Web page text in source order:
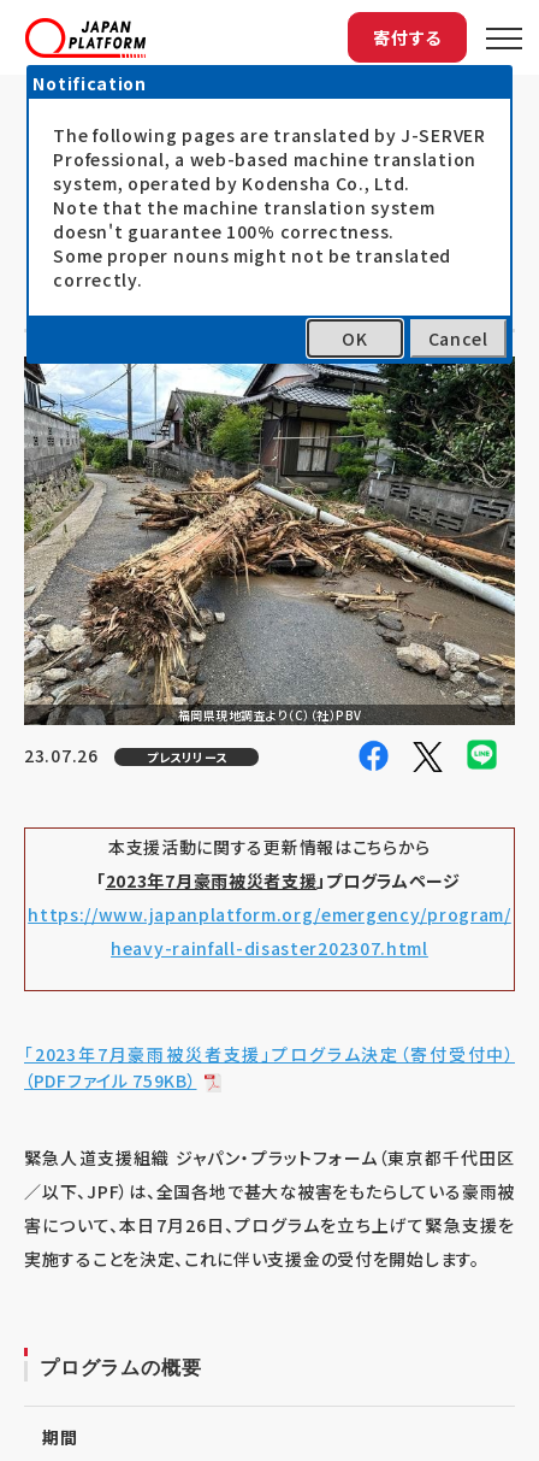
寄付する
トップ 最新情報 「2023年7月豪雨被災者支援」プログラ...
「2023年7月豪雨被災者支援」プログ
ラム決定（寄付受付中） ～支援対象県
の住宅被害7,000棟以上。被災された
方々の早期の生活復旧支援を～
福岡県現地調査より（C）（社）PBV
23.07.26 プレスリリース
本支援活動に関する更新情報はこちらから
「2023年7月豪雨被災者支援」プログラムページ
https://www.japanplatform.org/emergency/program/
heavy-rainfall-disaster202307.html
「2023年7月豪雨被災者支援」プログラム決定（寄付受付中）
（PDFファイル 759KB）
緊急人道支援組織 ジャパン・プラットフォーム（東京都千代田区
／以下、JPF）は、全国各地で甚大な被害をもたらしている豪雨被
害について、本日7月26日、プログラムを立ち上げて緊急支援を
実施することを決定、これに伴い支援金の受付を開始します。
プログラムの概要
期間
Notification
The following pages are translated by J-SERVER
Professional, a web-based machine translation
system, operated by Kodensha Co., Ltd.
Note that the machine translation system
doesn't guarantee 100% correctness.
Some proper nouns might not be translated
correctly.
OK Cancel